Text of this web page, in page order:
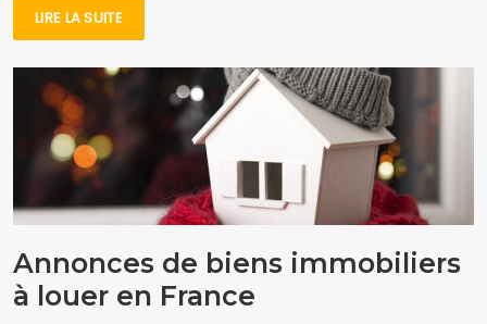
LIRE LA SUITE
Annonces de biens immobiliers
à louer en France